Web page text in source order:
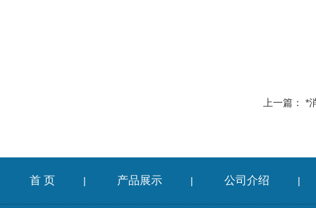
上一篇： *
首 页 | 产品展示 | 公司介绍 |